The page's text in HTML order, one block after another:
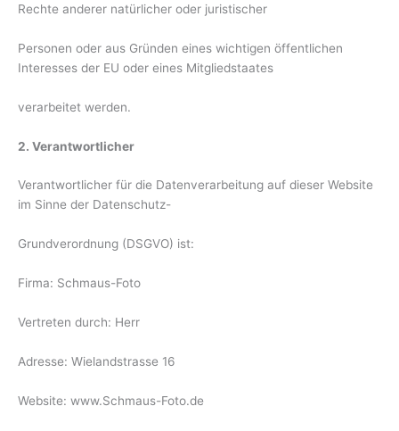
Rechte anderer natürlicher oder juristischer
Personen oder aus Gründen eines wichtigen öffentlichen
Interesses der EU oder eines Mitgliedstaates
verarbeitet werden.
2. Verantwortlicher
Verantwortlicher für die Datenverarbeitung auf dieser Website
im Sinne der Datenschutz-
Grundverordnung (DSGVO) ist:
Firma: Schmaus-Foto
Vertreten durch: Herr
Adresse: Wielandstrasse 16
Website: www.Schmaus-Foto.de